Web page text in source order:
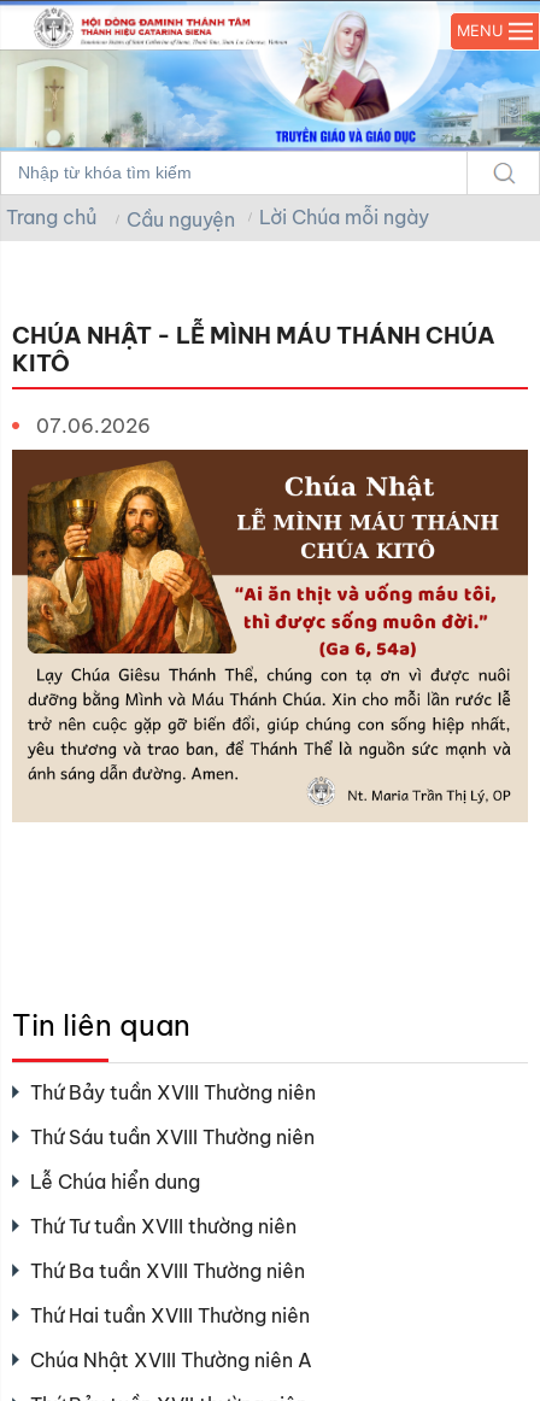
MENU
Trang chủ Cầu nguyện Lời Chúa mỗi ngày
CHÚA NHẬT - LỄ MÌNH MÁU THÁNH CHÚA
KITÔ
07.06.2026
Tin liên quan
Thứ Bảy tuần XVIII Thường niên
Thứ Sáu tuần XVIII Thường niên
Lễ Chúa hiển dung
Thứ Tư tuần XVIII thường niên
Thứ Ba tuần XVIII Thường niên
Thứ Hai tuần XVIII Thường niên
Chúa Nhật XVIII Thường niên A